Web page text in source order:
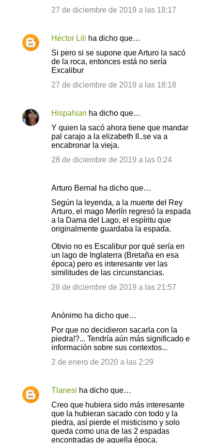
27 de diciembre de 2019 a las 18:17
Héctor Lili ha dicho que…
Si pero si se supone que Arturo la sacó
de la roca, entonces está no sería
Excalibur
27 de diciembre de 2019 a las 18:18
Hispahian ha dicho que…
Y quien la sacó ahora tiene que mandar
pal carajo a la elizabeth II..se va a
encabronar la vieja.
28 de diciembre de 2019 a las 0:24
Arturo Bernal ha dicho que…
Según la leyenda, a la muerte del Rey
Arturo, el mago Merlín regresó la espada
a la Dama del Lago, el espíritu que
originalmente guardaba la espada.
Obvio no es Escalibur por qué sería en
un lago de Inglaterra (Bretaña en esa
época) pero es interesante ver las
similitudes de las circunstancias.
28 de diciembre de 2019 a las 21:57
Anónimo ha dicho que…
Por que no decidieron sacarla con la
piedra!?... Tendría aún más significado e
información sobre sus contextos...
2 de enero de 2020 a las 2:29
Tlanesi ha dicho que…
Creo que hubiera sido más interesante
que la hubieran sacado con todo y la
piedra, así pierde el misticismo y solo
queda como una de las 2 espadas
encontradas de aquella época.